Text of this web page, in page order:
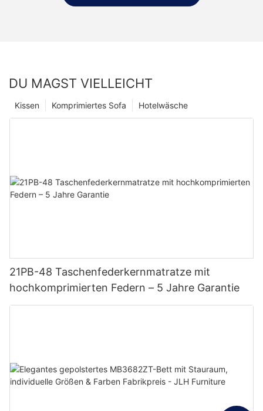
DU MAGST VIELLEICHT
Hotelwäsche
Komprimiertes Sofa
Kissen
21PB-48 Taschenfederkernmatratze mit
hochkomprimierten Federn – 5 Jahre Garantie